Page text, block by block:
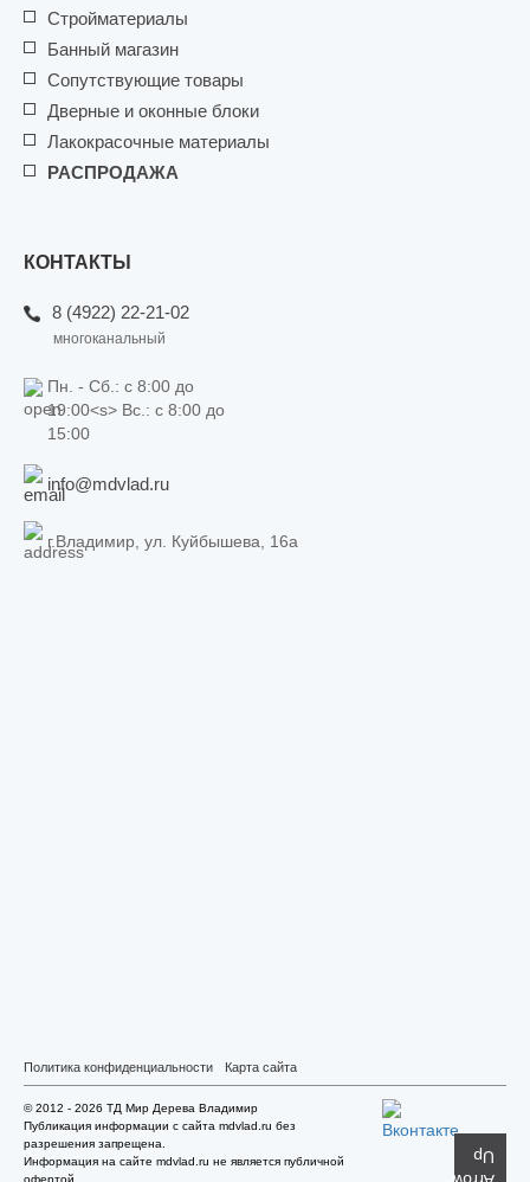
Стройматериалы
Банный магазин
Сопутствующие товары
Дверные и оконные блоки
Лакокрасочные материалы
РАСПРОДАЖА
КОНТАКТЫ
8 (4922) 22-21-02
многоканальный
Пн. - Сб.: c 8:00 до
19:00<s> Вс.: c 8:00 до
15:00
info@mdvlad.ru
г.Владимир, ул. Куйбышева, 16а
Политика конфиденциальности Карта сайта
© 2012 - 2026 ТД Мир Дерева Владимир
Публикация информации с сайта mdvlad.ru без
разрешения запрещена.
Информация на сайте mdvlad.ru не является публичной
офертой.